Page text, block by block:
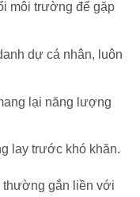
môi trường để gặp
dự cá nhân, luôn
lại năng lượng
lay trước khó khăn.
thường gắn liền với